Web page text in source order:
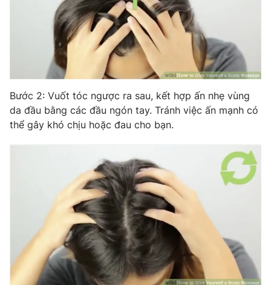
Thị trường 24h Tấm lòng Việt
Vươn mình bằng AI
VTV9 VTV8
Liên hệ tòa soạn English
Theo dõi báo trên
Cơ quan chủ quản:Đài Truyền hình Việt Nam
Cơ quan báo chí:
Thời báo VTV
Bước 2: Vuốt tóc ngược ra sau, kết hợp ấn nhẹ vùng
da đầu bằng các đầu ngón tay. Tránh việc ấn mạnh có
thể gây khó chịu hoặc đau cho bạn.